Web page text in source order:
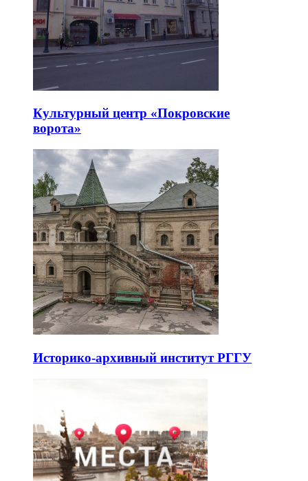
Культурный центр «Покровские
ворота»
Историко-архивный институт РГГУ